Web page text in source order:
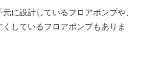
に設計しているフロアポンプや、
しているフロアポンプもありま